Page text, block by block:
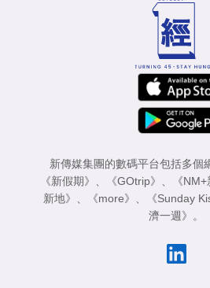
新傳媒集團的數碼平台包括多個
《新假期》
《GOtrip》 《
新地》
《more》 《Sunday
濟一週》
。